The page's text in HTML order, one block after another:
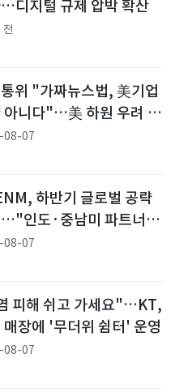
디지털 규제 압박 확산
위 "가짜뉴스법, 美기업
아니다"…美 하원 우려 반
08-07
하반기 글로벌 공략
인도·중남미 파트너
"
08-07
피해 쉬고 가세요"…KT,
매장에 '무더위 쉼터' 운영
08-07